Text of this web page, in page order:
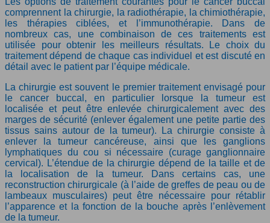
comprennent la chirurgie, la radiothérapie, la chimiothérapie,
les thérapies ciblées, et l’immunothérapie. Dans de
nombreux cas, une combinaison de ces traitements est
utilisée pour obtenir les meilleurs résultats. Le choix du
traitement dépend de chaque cas individuel et est discuté en
détail avec le patient par l’équipe médicale.
La chirurgie est souvent le premier traitement envisagé pour
le cancer buccal, en particulier lorsque la tumeur est
localisée et peut être enlevée chirurgicalement avec des
marges de sécurité (enlever également une petite partie des
tissus sains autour de la tumeur). La chirurgie consiste à
enlever la tumeur cancéreuse, ainsi que les ganglions
lymphatiques du cou si nécessaire (curage ganglionnaire
cervical). L’étendue de la chirurgie dépend de la taille et de
la localisation de la tumeur. Dans certains cas, une
reconstruction chirurgicale (à l’aide de greffes de peau ou de
lambeaux musculaires) peut être nécessaire pour rétablir
l’apparence et la fonction de la bouche après l’enlèvement
de la tumeur.